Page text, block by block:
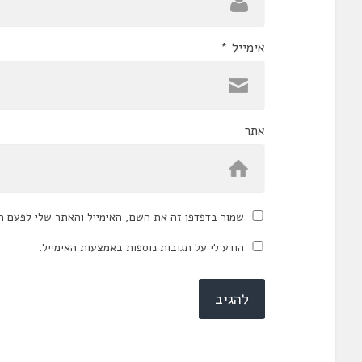
אימייל *
אתר
שמור בדפדפן זה את השם, האימייל והאתר שלי לפעם
הודע לי על תגובות נוספות באמצעות האימייל.